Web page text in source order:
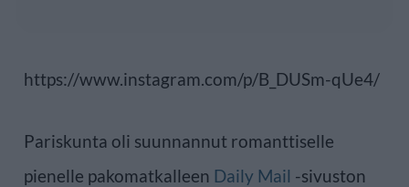
https://www.instagram.com/p/B_DUSm-qUe4/
Pariskunta oli suunnannut romanttiselle
pienelle pakomatkalleen Daily Mail -sivuston